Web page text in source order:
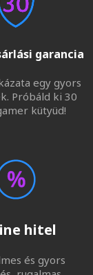
garancia
egy gyors
Próbáld ki 30
kütyüd!
hitel
és gyors